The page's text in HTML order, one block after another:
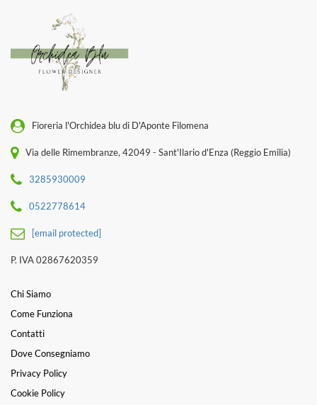
Fioreria l'Orchidea blu di D'Aponte Filomena
Via delle Rimembranze, 42049 - Sant'Ilario d'Enza (Reggio Emilia)
3285930009
0522778614
[email protected]
P. IVA 02867620359
Chi Siamo
Come Funziona
Contatti
Dove Consegniamo
Privacy Policy
Cookie Policy